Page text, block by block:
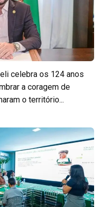
celebra os 124 anos
a coragem de
o território...